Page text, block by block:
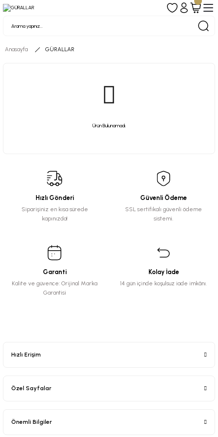
Anasayfa GÜRALLAR
Ürün Bulunamadı.
Hızlı Gönderi
Siparişiniz en kısa sürede
kapınızda!
Güvenli Ödeme
SSL sertifikalı güvenli ödeme
sistemi.
Garanti
Kalite ve güvence: Orijinal Marka
Garantisi
Kolay İade
14 gün içinde koşulsuz iade imkânı.
Hızlı Erişim
Özel Sayfalar
Önemli Bilgiler